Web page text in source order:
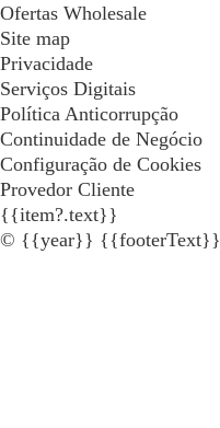
Ofertas Wholesale
Site map
Privacidade
Serviços Digitais
Política Anticorrupção
Continuidade de Negócio
Configuração de Cookies
Provedor Cliente
{{item?.text}}
© {{year}} {{footerText}}